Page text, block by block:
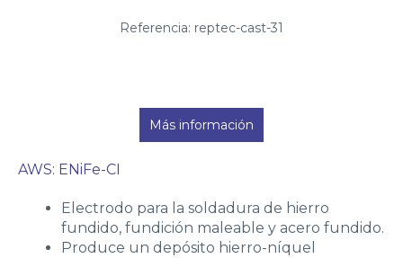
Referencia: reptec-cast-31
AWS: ENiFe-CI
Electrodo para la soldadura de hierro
fundido, fundición maleable y acero fundido.
Produce un depósito hierro-níquel
Más información